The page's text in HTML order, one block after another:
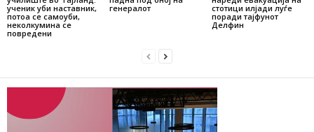
ученик уби наставник,
потоа се самоуби,
неколкумина се
повредени
генералот
стотици илјади луѓе
поради тајфунот
Делфин